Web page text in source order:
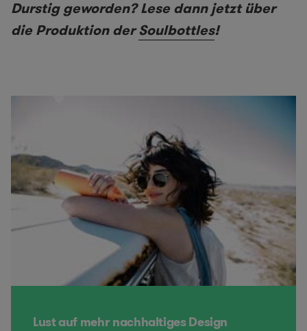
Durstig geworden? Lese dann jetzt über
die Produktion derSoulbottles!
Lust auf mehr nachhaltiges Design